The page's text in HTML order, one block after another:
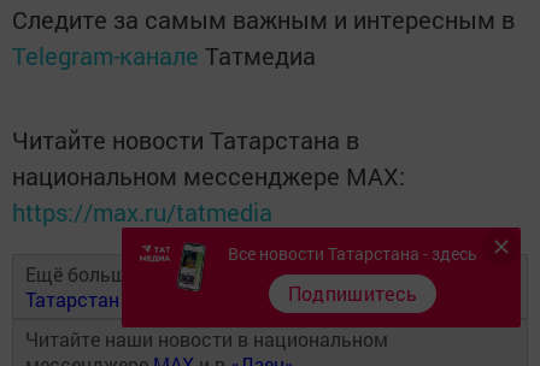
Следите за самым важным и интересным в
Telegram-канале Татмедиа
Читайте новости Татарстана в
национальном мессенджере MАХ:
https://max.ru/tatmedia
Ещё больше новостей в Telegram-каналеБугульма
Татарстан
Читайте наши новости в национальном
Все новости Татарстана - здесь
Подпишитесь